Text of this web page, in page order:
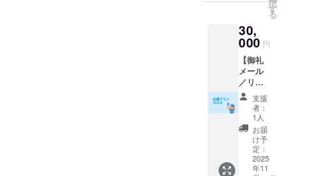
フェド
チケッ
ト５枚
※詩集は
60~80
ページ
程度を
予定し
ていま
す。 ※
チケッ
ト1枚で
ドリン
ク１杯
分をご
択
す
る
30,
000 円
【御礼
メール
／リ
ターン
なしの
応援プ
ランそ
の４】
古川よ
りご支
援の御
支援
者：
1人
お届
け予
定：
2025
年11